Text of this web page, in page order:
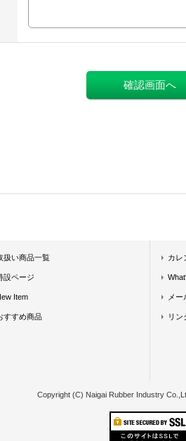
扱い商品一覧
設ページ
Item
すすめ商品
カレ
メー
リン
Copyright (C) Naigai Rubber Industry